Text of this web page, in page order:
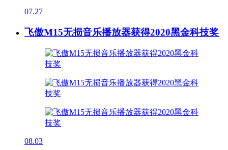
07.27
飞傲M15无损音乐播放器获得2020黑金科技奖
08.03